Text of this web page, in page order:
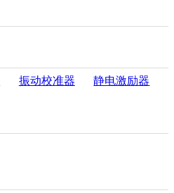
振动校准器 静电激励器